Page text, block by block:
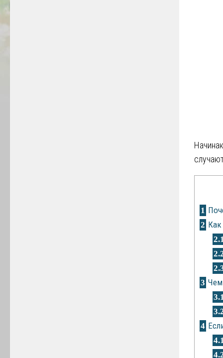
1
2
2.1
3 Чем
3.1
4
4.1